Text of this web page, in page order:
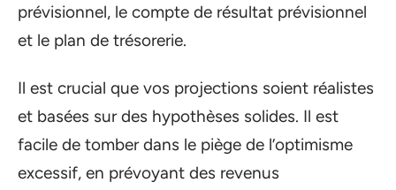
prévisionnel, le compte de résultat prévisionnel
et le plan de trésorerie.
Il est crucial que vos projections soient réalistes
et basées sur des hypothèses solides. Il est
facile de tomber dans le piège de l’optimisme
excessif, en prévoyant des revenus